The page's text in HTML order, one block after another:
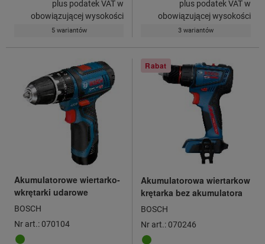
plus podatek VAT w
obowiązującej wysokości
5 wariantów
plus podatek VAT w
obowiązującej wysokości
3 wariantów
Akumulatorowe wiertarko-
wkrętarki udarowe
BOSCH
Nr art.: 070104
Rabat
Akumulatorowa wiertarkow
krętarka bez akumulatora
BOSCH
Nr art.: 070246